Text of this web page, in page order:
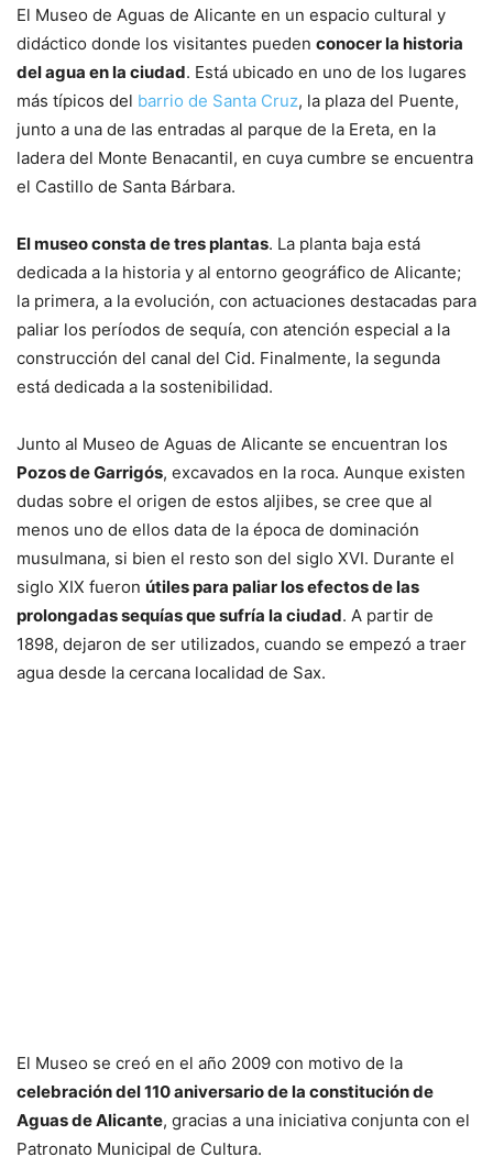
El Museo de Aguas de Alicante en un espacio cultural y
didáctico donde los visitantes pueden conocer la historia
del agua en la ciudad. Está ubicado en uno de los lugares
más típicos del barrio de Santa Cruz, la plaza del Puente,
junto a una de las entradas al parque de la Ereta, en la
ladera del Monte Benacantil, en cuya cumbre se encuentra
el Castillo de Santa Bárbara.
El museo consta de tres plantas. La planta baja está
dedicada a la historia y al entorno geográfico de Alicante;
la primera, a la evolución, con actuaciones destacadas para
paliar los períodos de sequía, con atención especial a la
construcción del canal del Cid. Finalmente, la segunda
está dedicada a la sostenibilidad.
Junto al Museo de Aguas de Alicante se encuentran los
Pozos de Garrigós, excavados en la roca. Aunque existen
dudas sobre el origen de estos aljibes, se cree que al
menos uno de ellos data de la época de dominación
musulmana, si bien el resto son del siglo XVI. Durante el
siglo XIX fueron útiles para paliar los efectos de las
prolongadas sequías que sufría la ciudad. A partir de
1898, dejaron de ser utilizados, cuando se empezó a traer
agua desde la cercana localidad de Sax.
El Museo se creó en el año 2009 con motivo de la
celebración del 110 aniversario de la constitución de
Aguas de Alicante, gracias a una iniciativa conjunta con el
Patronato Municipal de Cultura.